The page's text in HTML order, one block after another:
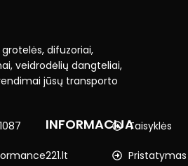
difuzoriai,
veidrodėlių dangteliai,
jūsų transporto
INFORMACIJATaisyklės
Pristatymas